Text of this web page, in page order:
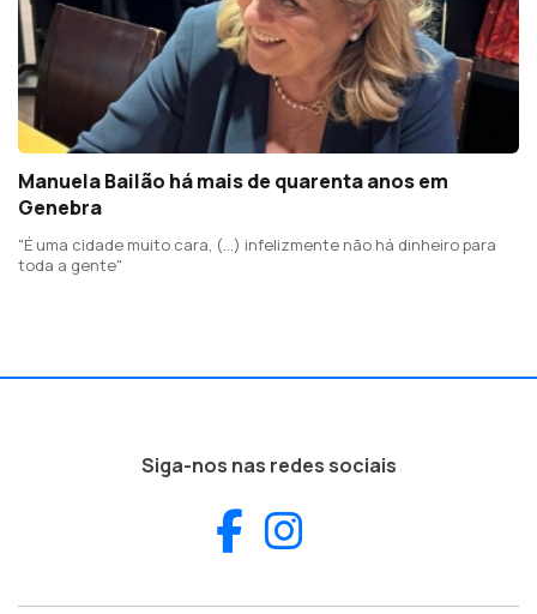
Manuela Bailão há mais de quarenta anos em
Genebra
"É uma cidade muito cara, (...) infelizmente não há dinheiro para
toda a gente"
Siga-nos nas redes sociais
Facebook